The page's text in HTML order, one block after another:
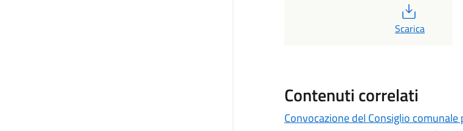
Scarica
Contenuti correlati
Convocazione del Consiglio